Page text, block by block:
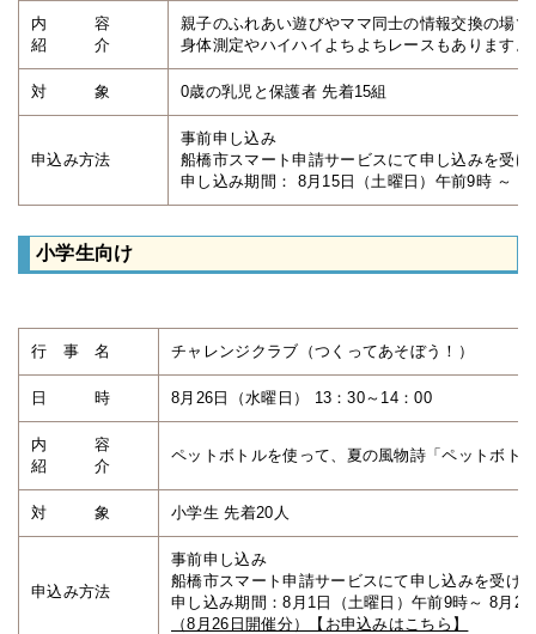
内 容
紹 介
親子のふれあい遊びやママ同士の情報交換の場で
身体測定やハイハイよちよちレースもあります。
対 象 0歳の乳児と保護者 先着15組
申込み方法
事前申し込み
船橋市スマート申請サービスにて申し込みを受け
申し込み期間： 8月15日（土曜日）午前9時 ～ 9
小学生向け
行 事 名 チャレンジクラブ（つくってあそぼう！）
日 時 8月26日（水曜日） 13：30～14：00
内 容
紹 介
ペットボトルを使って、夏の風物詩「ペットボト
対 象 小学生 先着20人
申込み方法
事前申し込み
船橋市スマート申請サービスにて申し込みを受け
申し込み期間：8月1日（土曜日）午前9時～ 8月
（8月26日開催分）【お申込みはこちら】